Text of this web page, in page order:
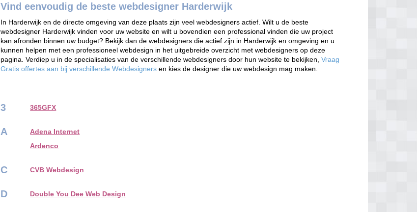
Vind eenvoudig de beste webdesigner Harderwijk
In Harderwijk en de directe omgeving van deze plaats zijn veel webdesigners actief. Wilt u de beste
webdesigner Harderwijk vinden voor uw website en wilt u bovendien een professional vinden die uw project
kan afronden binnen uw budget? Bekijk dan de webdesigners die actief zijn in Harderwijk en omgeving en u
kunnen helpen met een professioneel webdesign in het uitgebreide overzicht met webdesigners op deze
pagina. Verdiep u in de specialisaties van de verschillende webdesigners door hun website te bekijken,Vraag
Gratis offertes aan bij verschillende Webdesignersen kies de designer die uw webdesign mag maken.
3 365GFX
A
Adena Internet
Ardenco
C CVB Webdesign
D Double You Dee Web Design